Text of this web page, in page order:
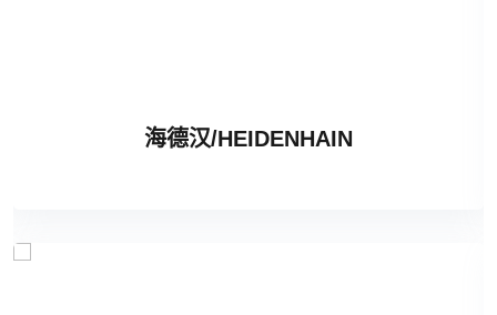
海德汉/HEIDENHAIN